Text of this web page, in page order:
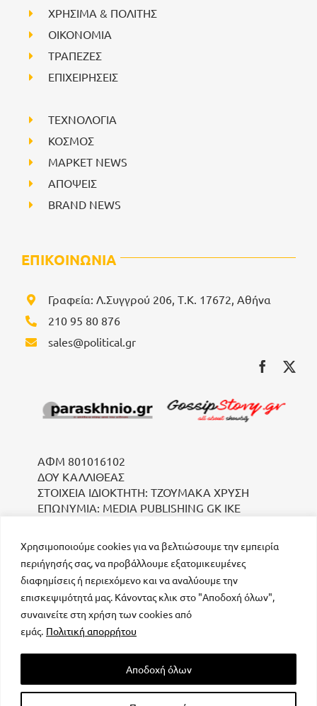
Χρησιμοποιούμε cookies για να βελτιώσουμε την εμπειρία
περιήγησής σας, να προβάλλουμε εξατομικευμένες
διαφημίσεις ή περιεχόμενο και να αναλύουμε την
επισκεψιμότητά μας. Κάνοντας κλικ στο "Αποδοχή όλων",
συναινείτε στη χρήση των cookies από
εμάς. Πολιτική απορρήτου
Αποδοχή όλων
ΧΡΗΣΙΜΑ & ΠΟΛΙΤΗΣ
ΟΙΚΟΝΟΜΙΑ
ΤΡΑΠΕΖΕΣ
ΕΠΙΧΕΙΡΗΣΕΙΣ
ΤΕΧΝΟΛΟΓΙΑ
ΚΟΣΜΟΣ
ΜΑΡΚΕΤ NEWS
ΑΠΟΨΕΙΣ
BRAND NEWS
ΕΠΙΚΟΙΝΩΝΙΑ
Γραφεία: Λ.Συγγρού 206, Τ.Κ. 17672, Αθήνα
210 95 80 876
sales@political.gr
ΑΦΜ 801016102
ΔΟΥ ΚΑΛΛΙΘΕΑΣ
ΣΤΟΙΧΕΙΑ ΙΔΙΟΚΤΗΤΗ: ΤΖΟΥΜΑΚΑ ΧΡΥΣΗ
ΕΠΩΝΥΜΙΑ: MEDIA PUBLISHING GK IKE
μοναδικός αριθμός Μ.Η.Τ. 232223